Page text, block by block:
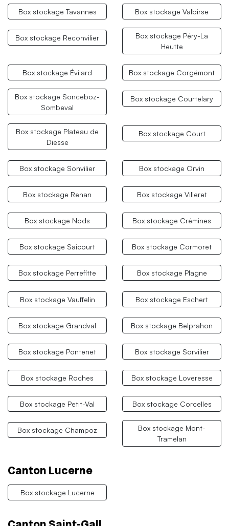
Box stockage Tavannes Box stockage Valbirse
Box stockage Reconvilier
Box stockage Péry-La
Heutte
Box stockage Évilard Box stockage Corgémont
Box stockage Sonceboz-
Sombeval
Box stockage Courtelary
Box stockage Plateau de
Diesse
Box stockage Court
Box stockage Sonvilier Box stockage Orvin
Box stockage Renan Box stockage Villeret
Box stockage Nods Box stockage Crémines
Box stockage Saicourt Box stockage Cormoret
Box stockage Perrefitte Box stockage Plagne
Box stockage Vauffelin Box stockage Eschert
Box stockage Grandval Box stockage Belprahon
Box stockage Pontenet Box stockage Sorvilier
Box stockage Roches Box stockage Loveresse
Box stockage Petit-Val Box stockage Corcelles
Box stockage Champoz
Box stockage Mont-
Tramelan
Canton Lucerne
Box stockage Lucerne